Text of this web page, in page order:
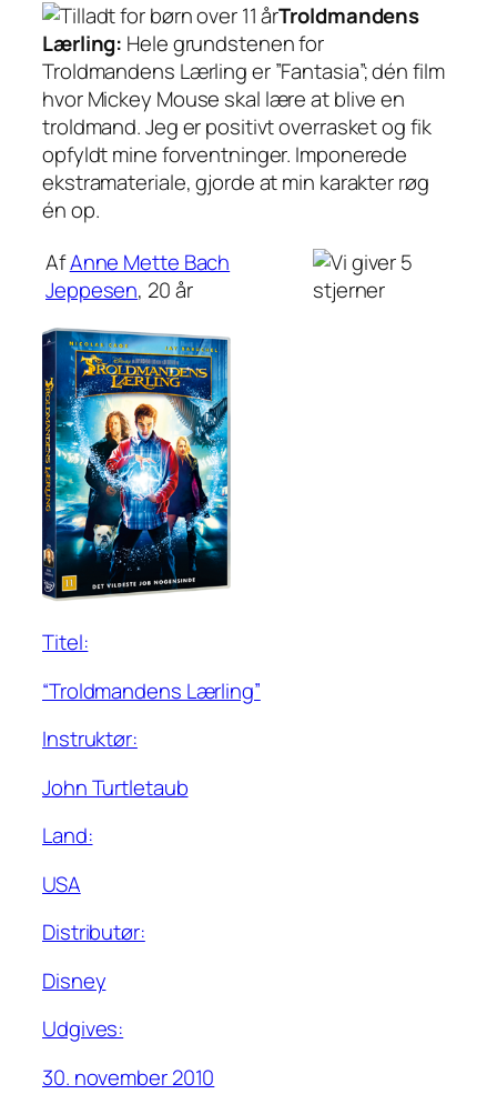
Troldmandens
Lærling: Hele grundstenen for
Troldmandens Lærling er ”Fantasia”; dén film
hvor Mickey Mouse skal lære at blive en
troldmand. Jeg er positivt overrasket og fik
opfyldt mine forventninger. Imponerede
ekstramateriale, gjorde at min karakter røg
én op.
AfAnne Mette Bach
Jeppesen, 20 år
Titel:
“Troldmandens Lærling”
Instruktør:
John Turtletaub
Land:
USA
Distributør:
Disney
Udgives:
30. november 2010